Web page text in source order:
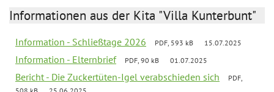
Informationen aus der Kita "Villa Kunterbunt"
Information - Schließtage 2026 PDF, 593 kB 15.07.2025
Information - Elternbrief PDF, 90 kB 01.07.2025
Bericht - Die Zuckertüten-Igel verabschieden sich
PDF,